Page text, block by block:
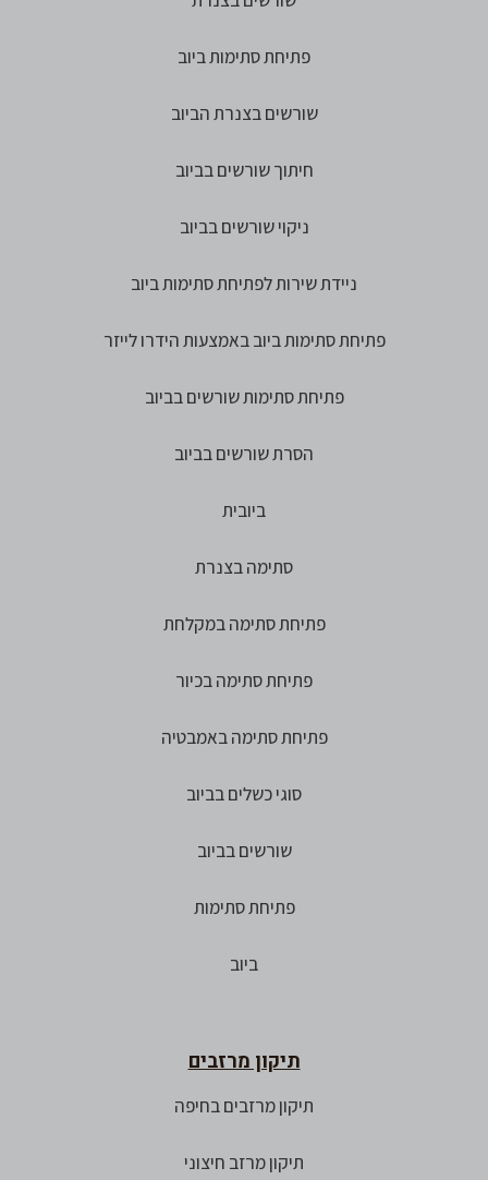
פתיחת סתימות ביוב
שורשים בצנרת הביוב
חיתוך שורשים בביוב
ניקוי שורשים בביוב
ניידת שירות לפתיחת סתימות ביוב
פתיחת סתימות ביוב באמצעות הידרו לייזר
פתיחת סתימות שורשים בביוב
הסרת שורשים בביוב
ביובית
סתימה בצנרת
פתיחת סתימה במקלחת
פתיחת סתימה בכיור
פתיחת סתימה באמבטיה
סוגי כשלים בביוב
שורשים בביוב
פתיחת סתימות
ביוב
תיקון מרזבים
תיקון מרזבים בחיפה
תיקון מרזב חיצוני